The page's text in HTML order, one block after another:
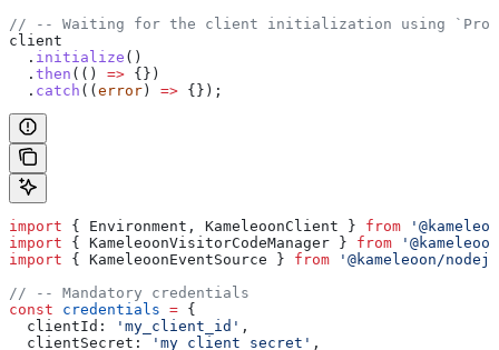
// -- Waiting for the client initialization using
client
  .
initialize ()
  .
then (() => {})
  .
catch (( error ) => {});
import { Environment , KameleoonClient } from
import { KameleoonVisitorCodeManager } from
import { KameleoonEventSource } from '@kameleoon/
// -- Mandatory credentials
const credentials = {
  clientId:
'my_client_id' ,
  clientSecret:
'my_client_secret' ,